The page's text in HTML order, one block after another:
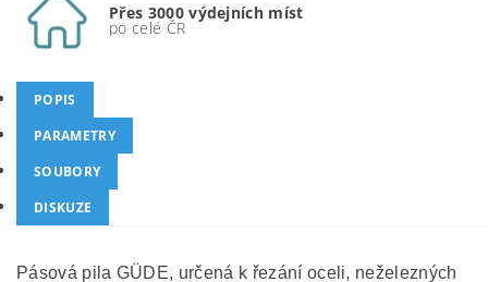
Přes 3000 výdejních míst
po celé ČR
POPIS
PARAMETRY
SOUBORY
DISKUZE
Pásová pila GÜDE, určená k řezání oceli, neželezných